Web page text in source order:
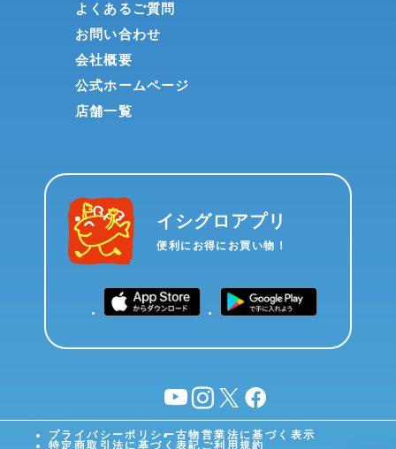
よくあるご質問
お問い合わせ
会社概要
公式ホームページ
店舗一覧
イシグロアプリ
便利にお得にお買い物！
YouTubeinstagram
X facebook
プライバシーポリシー古物営業法に基づく表示
特定商取引法に基づく表記 ご利用規約